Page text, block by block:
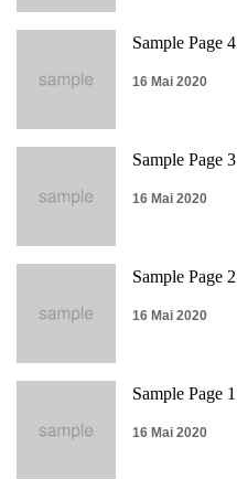
Sample Page 4
16 Mai 2020
Sample Page 3
16 Mai 2020
Sample Page 2
16 Mai 2020
Sample Page 1
16 Mai 2020